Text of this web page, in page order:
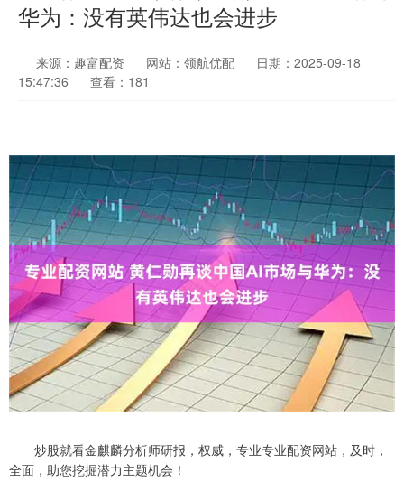
华为：没有英伟达也会进步
来源：趣富配资 网站：领航优配
日期：2025-09-18
15:47:36
查看：181
炒股就看金麒麟分析师研报，权威，专业专业配资网站，及时，
全面，助您挖掘潜力主题机会！